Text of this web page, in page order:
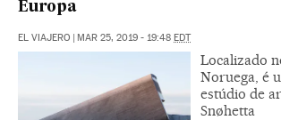
Europa
EL VIAJERO | MAR 25, 2019 - 19:48 EDT
Localizado
Noruega, é
estúdio de
Snøhetta